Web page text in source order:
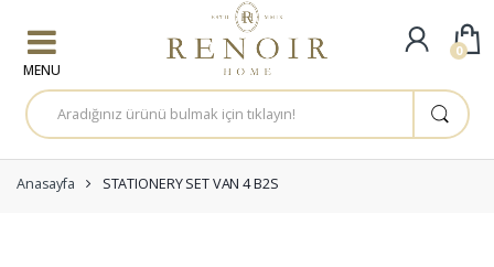
A
r
a
a
:
Anasayfa STATIONERY SET VAN 4 B2S
0